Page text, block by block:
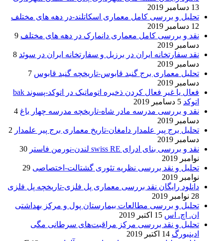
13 دسامبر 2019
تحلیل و بررسی کامل معماری اسکاتلند-در دهه های مختلف
12 دسامبر 2019
نقد و بررسی کامل معماری دانمارک در دهه های مختلف 9
دسامبر 2019
نقد سفارتخانه ایران در برزیل و سفارتخانه ایران در سوئد 8
دسامبر 2019
تحلیل معماری برج گنبد قابوس-تاریخچه گنبد قابوس 7
دسامبر 2019
فعال یا غیر فعال کردن ذخیره اتوماتیک در اتوکد-پسوند bak
اتوکد 5 دسامبر 2019
نقد و بررسی مدرسه مادر شاه-تاریخچه مدرسه چهار باغ 4
دسامبر 2019
تحلیل برج پیر علمدار دامغان-تاریخ معماری برج پیر علمدار 2
دسامبر 2019
نقد و بررسی بنای ادرای swiss RE لندن-نورمن فاستر
30
نوامبر 2019
تحلیل و نقد بررسی نظریه تئوری گشتالت-اختصاصی 29
نوامبر 2019
دانلود رایگان نقد بررسی معماری پل فلزی-تاریخچه پل فلزی
28 نوامبر 2019
تحلیل و بررسی مطالعات بیمارستان پول و مرکز بهداشتی
ان. اچ. اس 15 اکتبر 2019
تحلیل و نقد بررسی مرکز مراقبت‌های سرطانی مگی
ادینبورگ 14 اکتبر 2019